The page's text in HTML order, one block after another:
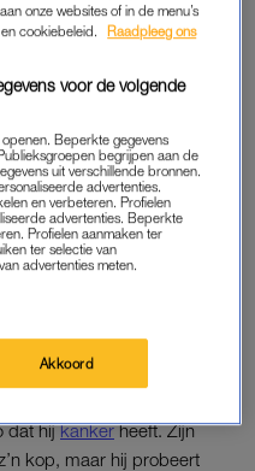
legt Tina uit. “Hij ging
niet meteen zo toelaten.
hem als een
die op dat moment iets
ik natuurlijk wel van
Eerder liet Tina aan het
hebben de datum naar
dat hijkankerheeft. Zijn
kop, maar hij probeert
onze websites of in de menu’s
cookiebeleid.
Raadpleeg ons
voor de volgende
Beperkte gegevens
begrijpen aan de
uit verschillende bronnen.
advertenties.
en verbeteren. Profielen
advertenties. Beperkte
Profielen aanmaken ter
ter selectie van
advertenties meten.
Akkoord